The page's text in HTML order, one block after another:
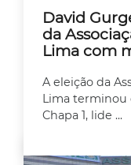
David
da
Lima com
A eleição da
Lima terminou
Chapa 1, lide ...